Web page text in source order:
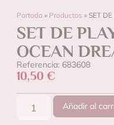
Portada » Productos » SET
SET DE
OCEAN
Referencia: 683608
10,50 €
Añadir al